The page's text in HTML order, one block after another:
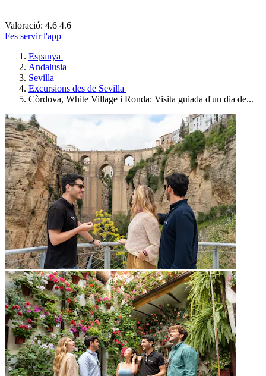
Valoració: 4.6 4.6
Fes servir l'app
Espanya
Andalusia
Sevilla
Excursions des de Sevilla
Còrdova, White Village i Ronda: Visita guiada d'un dia de...